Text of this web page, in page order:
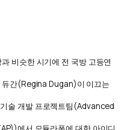
비슷한 시기에 전 국방 고등연
듀간(Regina Dugan)이 이끄는
술 개발 프로젝트팀(Advanced